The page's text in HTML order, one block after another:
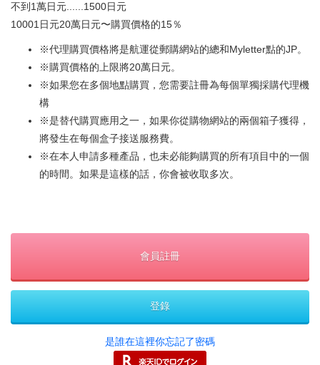
不到1萬日元......1500日元
10001日元20萬日元〜購買價格的15％
※代理購買價格將是航運從郵購網站的總和Myletter點的JP。
※購買價格的上限將20萬日元。
※如果您在多個地點購買，您需要註冊為每個單獨採購代理機
構
※是替代購買應用之一，如果你從購物網​​站的兩個箱子獲得，
將發生在每個盒子接送服務費。
※在本人申請多種產品，也未必能夠購買的所有項目中的一個
的時間。 如果是這樣的話，你會被收取多次。
會員註冊
登錄
是誰在這裡你忘記了密碼